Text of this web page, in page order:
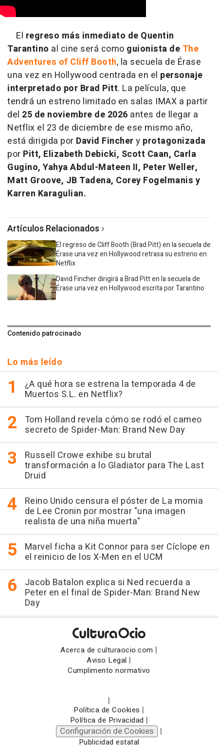
El regreso más inmediato de Quentin
Tarantino al cine será como guionista de The
Adventures of Cliff Booth, la secuela de Érase
una vez en Hollywood centrada en el personaje
interpretado por Brad Pitt. La película, que
tendrá un estreno limitado en salas IMAX a partir
del 25 de noviembre de 2026 antes de llegar a
Netflix el 23 de diciembre de ese mismo año,
está dirigida por David Finchery protagonizada
por Pitt, Elizabeth Debicki, Scott Caan, Carla
Gugino, Yahya Abdul-Mateen II, Peter Weller,
Matt Groove, JB Tadena, Corey Fogelmanis y
Karren Karagulian.
Artículos Relacionados
El regreso de Cliff Booth (Brad Pitt) en la secuela de
Érase una vez en Hollywood retrasa su estreno en
Netflix
David Fincher dirigirá a Brad Pitt en la secuela de
Érase una vez en Hollywood escrita por Tarantino
Contenido patrocinado
Lo más leído
¿A qué hora se estrena la temporada 4 de
Muertos S.L. en Netflix?
Tom Holland revela cómo se rodó el cameo
secreto de Spider-Man: Brand New Day
Russell Crowe exhibe su brutal
transformación a lo Gladiator para The Last
Druid
Reino Unido censura el póster de La momia
de Lee Cronin por mostrar "una imagen
realista de una niña muerta"
Marvel ficha a Kit Connor para ser Cíclope en
el reinicio de los X-Men en el UCM
Jacob Batalon explica si Ned recuerda a
Peter en el final de Spider-Man: Brand New
Day
Acerca de culturaocio.com |
Aviso Legal |
Cumplimento normativo
|
Política de Cookies |
Política de Privacidad |
Configuración de Cookies |
Publicidad estatal